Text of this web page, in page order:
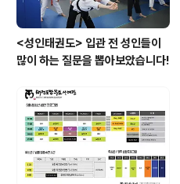
<성인태권도> 입관 전 성인들이
많이 하는 질문을 뽑아보았습니다!